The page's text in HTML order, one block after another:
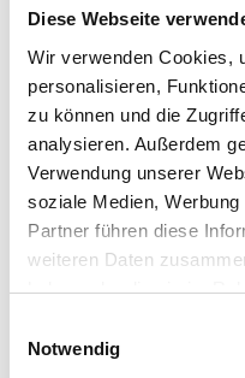
Diese Webseite
Wir verwenden Cookies,
personalisieren,
zu können und die
analysieren. Außerdem
Verwendung unserer
soziale Medien,
Partner führen diese
weiteren Daten
haben oder die sie im
Notwendig
Umrechnungsfaktoren